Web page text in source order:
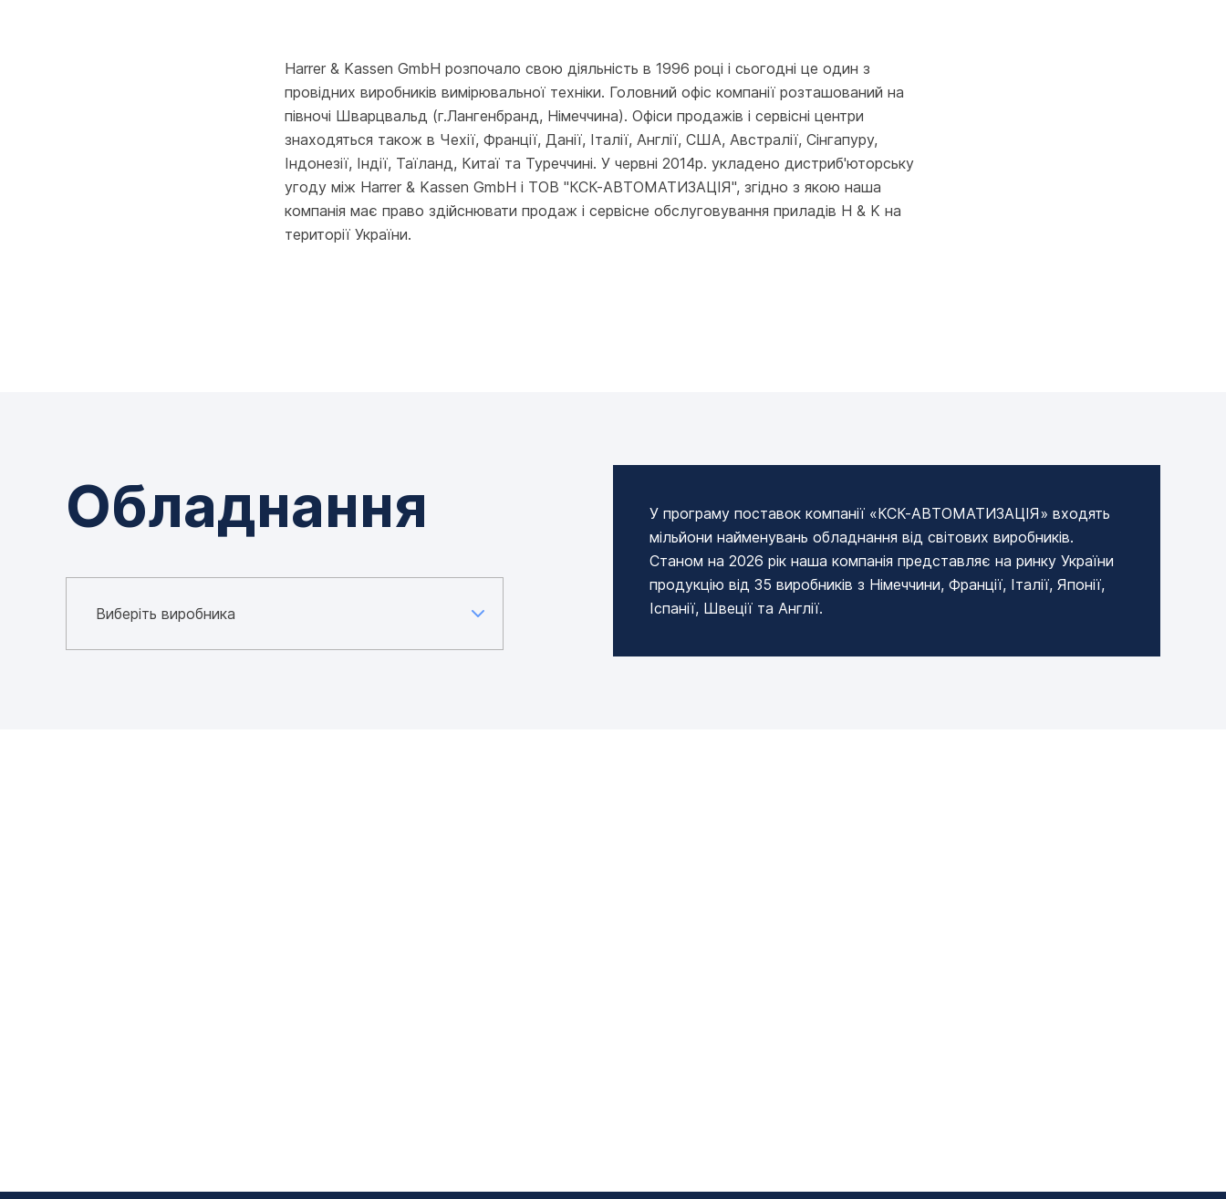
Harrer & Kassen GmbH розпочало свою діяльність в 1996 році і сьогодні це один з
провідних виробників вимірювальної техніки. Головний офіс компанії розташований на
півночі Шварцвальд (г.Лангенбранд, Німеччина). Офіси продажів і сервісні центри
знаходяться також в Чехії, Франції, Данії, Італії, Англії, США, Австралії, Сінгапуру,
Індонезії, Індії, Таїланд, Китаї та Туреччині. У червні 2014р. укладено дистриб'юторську
угоду між Harrer & Kassen GmbH і ТОВ "КСК-АВТОМАТИЗАЦІЯ", згідно з якою наша
компанія має право здійснювати продаж і сервісне обслуговування приладів H & K на
території України.
Обладнання
У програму поставок компанії «КСК-АВТОМАТИЗАЦІЯ» входять
мільйони найменувань обладнання від світових виробників.
Станом на 2026 рік наша компанія представляє на ринку України
продукцію від 35 виробників з Німеччини, Франції, Італії, Японії,
Іспанії, Швеції та Англії.